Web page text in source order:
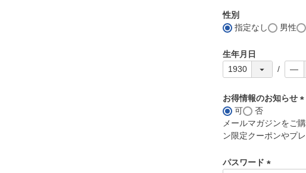
)
性別
指定なし
男性
生年月日
お得情報のお知らせ
可
否
メールマガジンをご
ン限定クーポンやプ
パスワード